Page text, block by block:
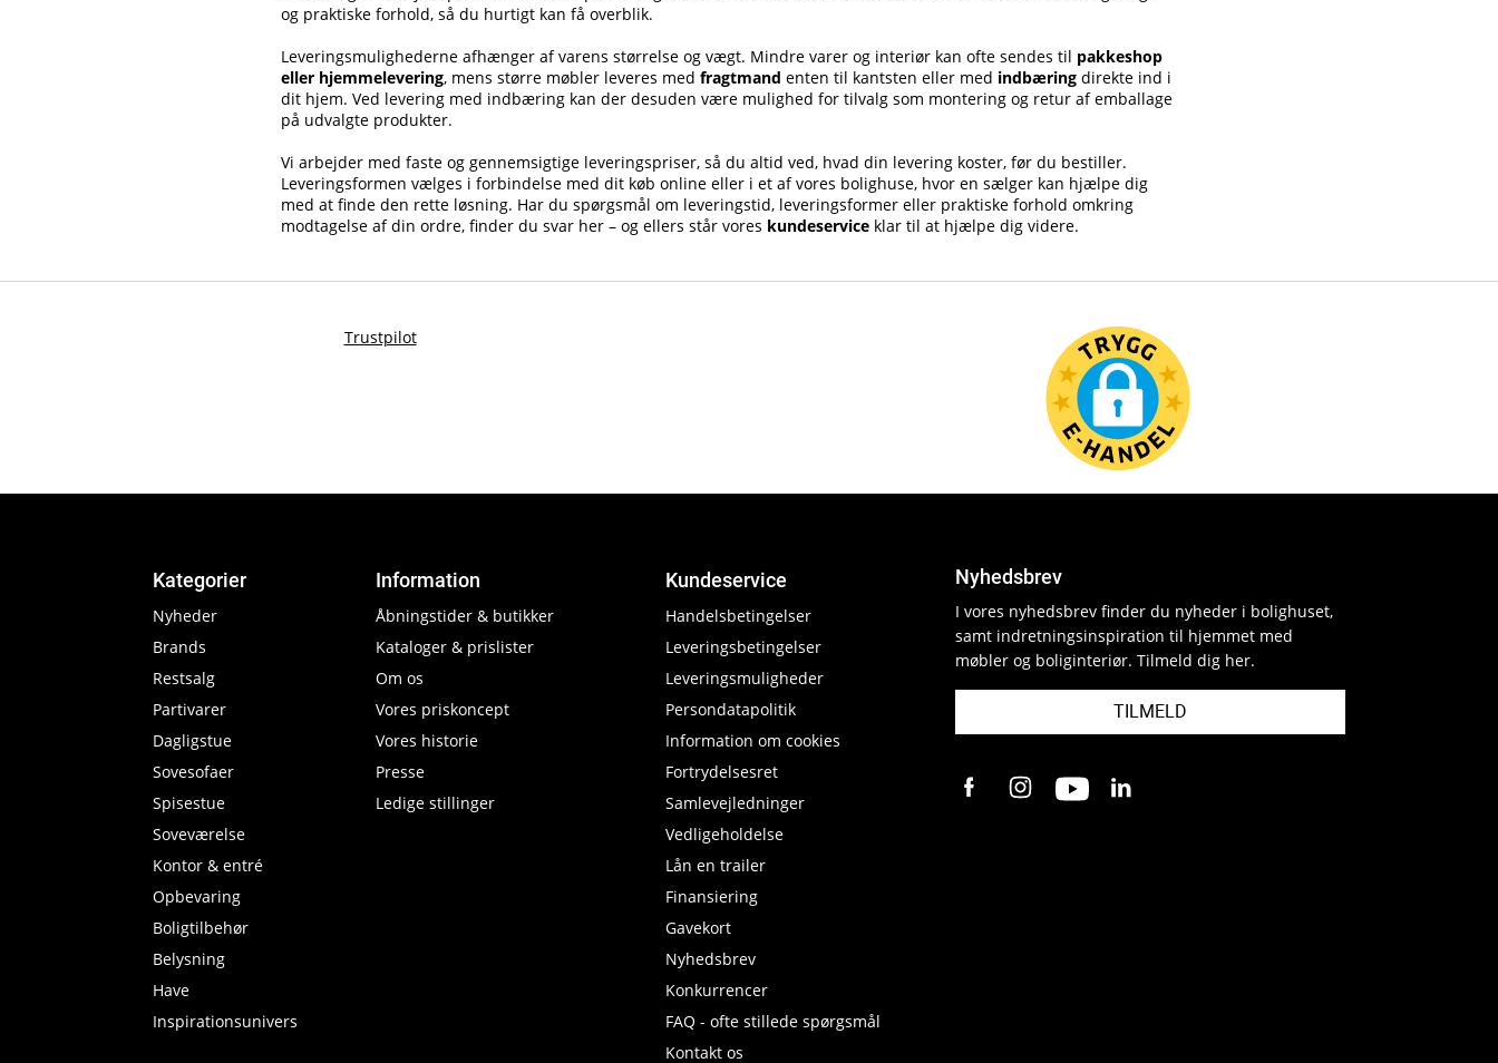
og praktiske forhold, så du hurtigt kan få overblik.
Leveringsmulighederne afhænger af varens størrelse og vægt. Mindre varer og interiør kan ofte sendes til pakkeshop
eller hjemmelevering, mens større møbler leveres med fragtmand enten til kantsten eller med indbæring direkte ind i
dit hjem. Ved levering med indbæring kan der desuden være mulighed for tilvalg som montering og retur af emballage
på udvalgte produkter.
Vi arbejder med faste og gennemsigtige leveringspriser, så du altid ved, hvad din levering koster, før du bestiller.
Leveringsformen vælges i forbindelse med dit køb online eller i et af vores bolighuse, hvor en sælger kan hjælpe dig
med at finde den rette løsning. Har du spørgsmål om leveringstid, leveringsformer eller praktiske forhold omkring
modtagelse af din ordre, finder du svar her – og ellers står vores kundeservice klar til at hjælpe dig videre.
Trustpilot
Kategorier
Nyheder
Brands
Restsalg
Partivarer
Dagligstue
Sovesofaer
Spisestue
Soveværelse
Kontor & entré
Opbevaring
Boligtilbehør
Belysning
Have
Inspirationsunivers
Information
Åbningstider & butikker
Kataloger & prislister
Om os
Vores priskoncept
Vores historie
Presse
Ledige stillinger
Kundeservice
Handelsbetingelser
Leveringsbetingelser
Leveringsmuligheder
Persondatapolitik
Information om cookies
Fortrydelsesret
Samlevejledninger
Vedligeholdelse
Lån en trailer
Finansiering
Gavekort
Nyhedsbrev
Konkurrencer
FAQ - ofte stillede spørgsmål
Kontakt os
Nyhedsbrev
I vores nyhedsbrev finder du nyheder i bolighuset,
samt indretningsinspiration til hjemmet med
møbler og boliginteriør. Tilmeld dig her.
TILMELD